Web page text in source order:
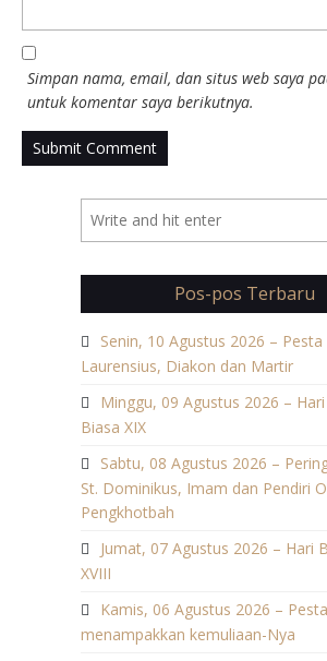
Simpan nama, email, dan situs web saya
untuk komentar saya berikutnya.
Pos-pos Terbaru
Senin, 10 Agustus 2026 – Pesta
Laurensius, Diakon dan Martir
Minggu, 09 Agustus 2026 –
Biasa XIX
Sabtu, 08 Agustus 2026 –
St. Dominikus, Imam dan Pendiri
Pengkhotbah
Jumat, 07 Agustus 2026 – Hari
XVIII
Kamis, 06 Agustus 2026 –
menampakkan kemuliaan-Nya